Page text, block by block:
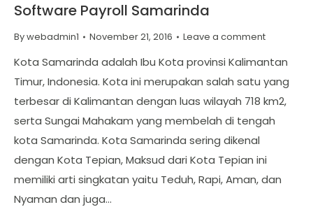
Software Payroll Samarinda
Bywebadmin1 November 21, 2016 Leave a comment
Kota Samarinda adalah Ibu Kota provinsi Kalimantan
Timur, Indonesia. Kota ini merupakan salah satu yang
terbesar di Kalimantan dengan luas wilayah 718 km2,
serta Sungai Mahakam yang membelah di tengah
kota Samarinda. Kota Samarinda sering dikenal
dengan Kota Tepian, Maksud dari Kota Tepian ini
memiliki arti singkatan yaitu Teduh, Rapi, Aman, dan
Nyaman dan juga…